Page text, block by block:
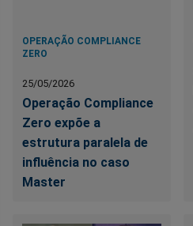
OPERAÇÃO COMPLIANCE
ZERO
25/05/2026
Operação Compliance
Zero expõe a
estrutura paralela de
influência no caso
Master